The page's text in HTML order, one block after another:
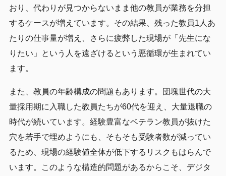
おり、代わりが見つからないまま他の教員が業務を分担
するケースが増えています。その結果、残った教員1人あ
たりの仕事量が増え、さらに疲弊した現場が「先生にな
りたい」という人を遠ざけるという悪循環が生まれてい
ます。
また、教員の年齢構成の問題もあります。団塊世代の大
量採用期に入職した教員たちが60代を迎え、大量退職の
時代が続いています。経験豊富なベテラン教員が抜けた
穴を若手で埋めようにも、そもそも受験者数が減ってい
るため、現場の経験値全体が低下するリスクもはらんで
います。このような構造的問題があるからこそ、デジタ